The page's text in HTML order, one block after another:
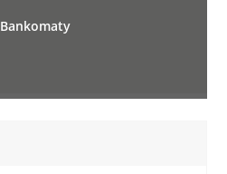
Bankomaty